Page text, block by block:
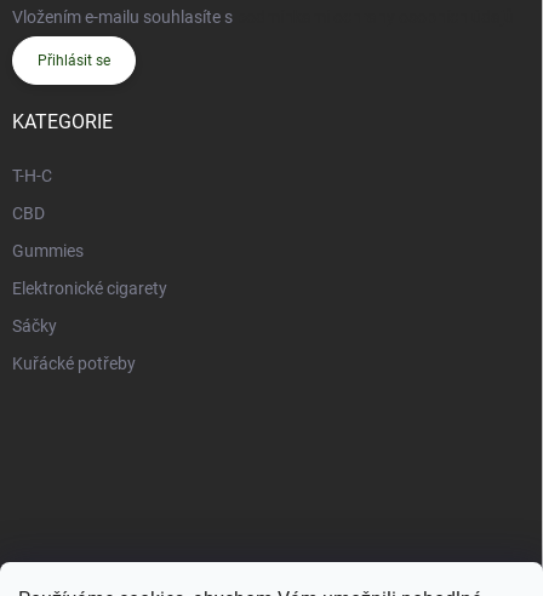
Vložením e-mailu souhlasíte s
Přihlásit se
KATEGORIE
T-H-C
CBD
Gummies
Elektronické cigarety
Sáčky
Kuřácké potřeby